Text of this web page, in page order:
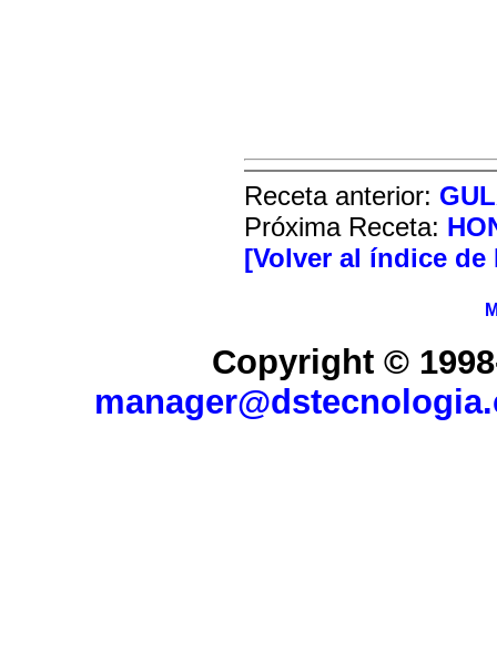
Receta anterior:
Próxima Receta:
[Volver al índice de
Copyright ©